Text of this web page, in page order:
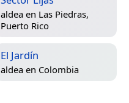
aldea en Las Piedras,
Puerto Rico
El Jardín
aldea en Colombia